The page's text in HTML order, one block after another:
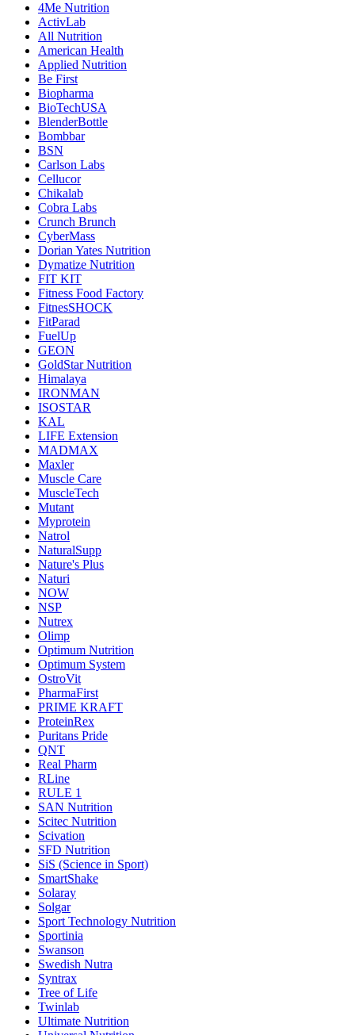
4Me Nutrition
ActivLab
All Nutrition
American Health
Applied Nutrition
Be First
Biopharma
BioTechUSA
BlenderBottle
Bombbar
BSN
Carlson Labs
Cellucor
Chikalab
Cobra Labs
Crunch Brunch
CyberMass
Dorian Yates Nutrition
Dymatize Nutrition
FIT KIT
Fitness Food Factory
FitnesSHOCK
FitParad
FuelUp
GEON
GoldStar Nutrition
Himalaya
IRONMAN
ISOSTAR
KAL
LIFE Extension
MADMAX
Maxler
Muscle Care
MuscleTech
Mutant
Myprotein
Natrol
NaturalSupp
Nature's Plus
Naturi
NOW
NSP
Nutrex
Olimp
Optimum Nutrition
Optimum System
OstroVit
PharmaFirst
PRIME KRAFT
ProteinRex
Puritans Pride
QNT
Real Pharm
RLine
RULE 1
SAN Nutrition
Scitec Nutrition
Scivation
SFD Nutrition
SiS (Science in Sport)
SmartShake
Solaray
Solgar
Sport Technology Nutrition
Sportinia
Swanson
Swedish Nutra
Syntrax
Tree of Life
Twinlab
Ultimate Nutrition